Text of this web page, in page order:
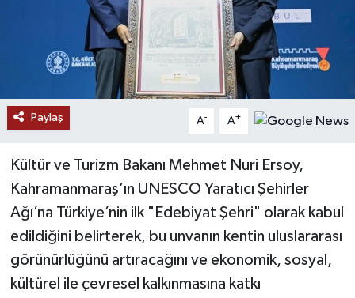
Paylaş A- A+
Kültür ve Turizm Bakanı Mehmet Nuri Ersoy,
Kahramanmaraş’ın UNESCO Yaratıcı Şehirler
Ağı’na Türkiye’nin ilk "Edebiyat Şehri" olarak kabul
edildiğini belirterek, bu unvanın kentin uluslararası
görünürlüğünü artıracağını ve ekonomik, sosyal,
kültürel ile çevresel kalkınmasına katkı
SPONSORLU YAZI
SPOR
TEKNOLOJİ
YAŞAM